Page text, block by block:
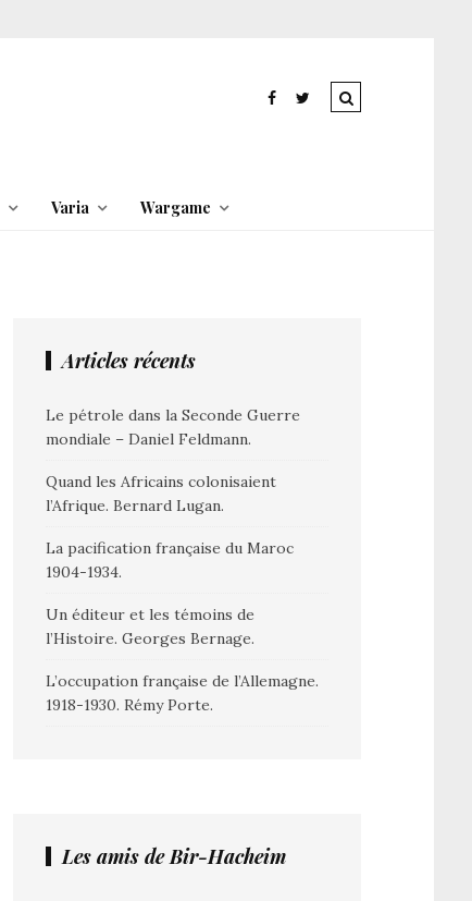
Varia Wargame
Articles récents
Le pétrole dans la Seconde Guerre
mondiale – Daniel Feldmann.
Quand les Africains colonisaient
l’Afrique. Bernard Lugan.
La pacification française du Maroc
1904-1934.
Un éditeur et les témoins de
l’Histoire. Georges Bernage.
L’occupation française de l’Allemagne.
1918-1930. Rémy Porte.
Les amis de Bir-Hacheim